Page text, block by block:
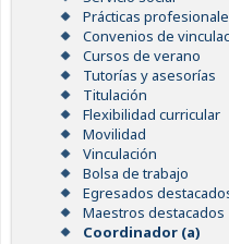
Prácticas
Convenios de
Cursos de verano
Tutorías y asesorías
Titulación
Flexibilidad curricular
Movilidad
Vinculación
Bolsa de trabajo
Egresados
Maestros destacados
Coordinador (a)